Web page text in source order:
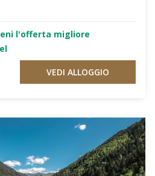
l'offerta migliore
VEDI ALLOGGIO